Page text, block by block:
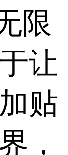
限
让
贴
，